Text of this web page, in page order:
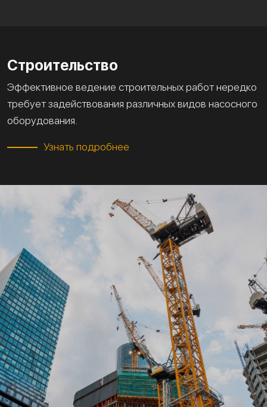
Строительство
Эффективное ведение строительных работ нередко
требует задействования различных видов насосного
оборудования.
Узнать подробнее